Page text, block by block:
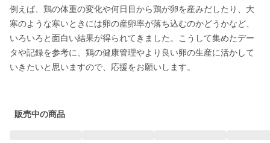
例えば、鶏の体重の変化や何日目から鶏が卵を産みだしたり、大
寒のような寒いときには卵の産卵率が落ち込むのかどうかなど、
いろいろと面白い結果が得られてきました。こうして集めたデー
タや記録を参考に、鶏の健康管理やより良い卵の生産に活かして
いきたいと思いますので、応援をお願いします。
販売中の商品